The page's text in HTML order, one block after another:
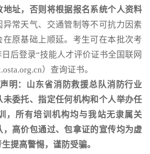
地址，否则将根据报名系统个人资料
异常天气、交通管制等不可抗力因素
在原基础上顺延。考生可在本批次考
后登录“技能人才评价证书全国联网
）查询证书。
明：山东省消防救援总队消防行业
未委托、指定任何机构和个人举办任
，所有培训机构均与我站无隶属关
，高价包通过、包拿证的宣传均为虚
提高警惕，谨防受骗。